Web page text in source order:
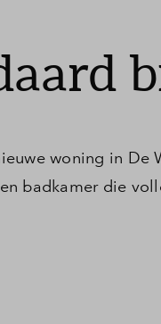
woning in De
badkamer die